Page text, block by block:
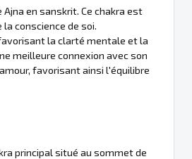
en sanskrit. Ce chakra est
conscience de soi.
la clarté mentale et la
meilleure connexion avec son
favorisant ainsi l'équilibre
principal situé au sommet de